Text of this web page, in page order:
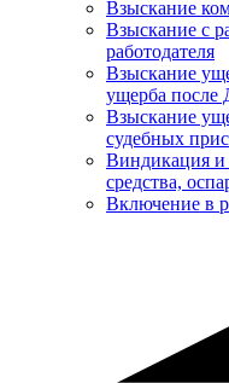
Взыскание
Взыскание с
работодателя
Взыскание
ущерба
Взыскание
судебных
Виндикация и
средства,
Включение в